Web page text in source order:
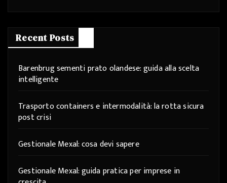
Recent Posts
Barenbrug sementi prato olandese: guida alla scelta
intelligente
Trasporto containers e intermodalità: la rotta sicura
post crisi
Gestionale Mexal: cosa devi sapere
Gestionale Mexal: guida pratica per imprese in